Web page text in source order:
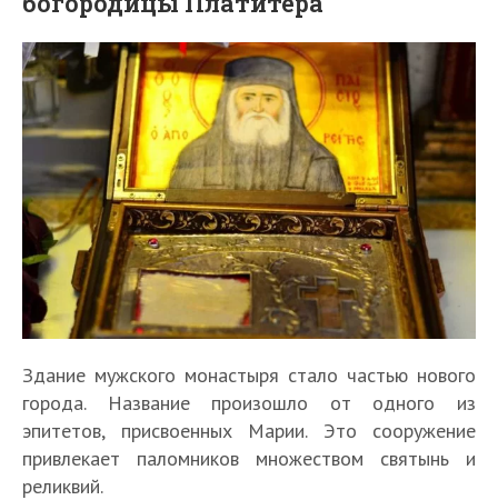
Здание мужского монастыря стало частью нового
города. Название произошло от одного из
эпитетов, присвоенных Марии. Это сооружение
привлекает паломников множеством святынь и
реликвий.